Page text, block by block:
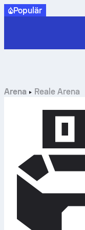
Populär
Arena Reale Arena